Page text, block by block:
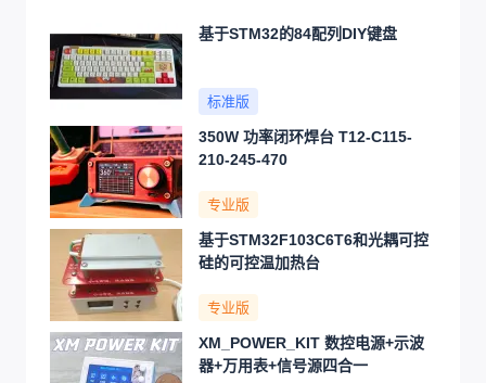
基于STM32的84配列DIY键盘
标准版
350W 功率闭环焊台 T12-C115-
210-245-470
专业版
基于STM32F103C6T6和光耦可控
硅的可控温加热台
专业版
XM_POWER_KIT 数控电源+示波
器+万用表+信号源四合一